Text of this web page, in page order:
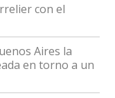
con el
Aires la
en torno a un